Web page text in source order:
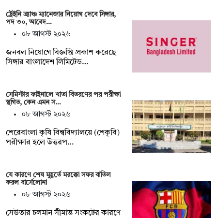
ট্রেইনি ব্র্যাঞ্চ ম্যানেজার নিয়োগ দেবে সিঙ্গার,
পদ ৩০, আবেদ…
০৮ আগস্ট ২০২৬
জনবল নিয়োগে বিজ্ঞপ্তি প্রকাশ করেছে
সিঙ্গার বাংলাদেশ লিমিটেড…
সেমিস্টার ফাইনালে খাতা বিতরণের পর পরীক্ষা
স্থগিত, কেন এমন স…
০৮ আগস্ট ২০২৬
শেরেবাংলা কৃষি বিশ্ববিদ্যালয়ে (শেকৃবি)
পরীক্ষার হলে উত্তরপ…
যে কারণে শেষ মুহূর্তে মরক্কো সফর বাতিল
করল বার্সেলোনা
০৮ আগস্ট ২০২৬
সেউতার চলমান সীমান্ত সংকটের কারণে